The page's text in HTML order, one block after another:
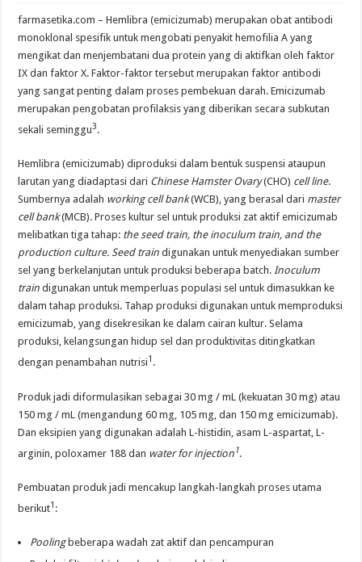
farmasetika.com – Hemlibra (emicizumab) merupakan obat antibodi
monoklonal spesifik untuk mengobati penyakit hemofilia A yang
mengikat dan menjembatani dua protein yang di aktifkan oleh faktor
IX dan faktor X. Faktor-faktor tersebut merupakan faktor antibodi
yang sangat penting dalam proses pembekuan darah. Emicizumab
merupakan pengobatan profilaksis yang diberikan secara subkutan
sekali seminggu3.
Hemlibra (emicizumab) diproduksi dalam bentuk suspensi ataupun
larutan yang diadaptasi dari Chinese Hamster Ovary(CHO) cell line.
Sumbernya adalah working cell bank(WCB), yang berasal dari master
cell bank(MCB). Proses kultur sel untuk produksi zat aktif emicizumab
melibatkan tiga tahap: the seed train, the inoculum train, and the
production culture. Seed train digunakan untuk menyediakan sumber
sel yang berkelanjutan untuk produksi beberapa batch.Inoculum
train digunakan untuk memperluas populasi sel untuk dimasukkan ke
dalam tahap produksi. Tahap produksi digunakan untuk memproduksi
emicizumab, yang disekresikan ke dalam cairan kultur. Selama
produksi, kelangsungan hidup sel dan produktivitas ditingkatkan
dengan penambahan nutrisi1 .
Produk jadi diformulasikan sebagai 30 mg / mL (kekuatan 30 mg) atau
150 mg / mL (mengandung 60 mg, 105 mg, dan 150 mg emicizumab).
Dan eksipien yang digunakan adalah L-histidin, asam L-aspartat, L-
arginin, poloxamer 188 dan water for injection1.
Pembuatan produk jadi mencakup langkah-langkah proses utama
berikut1 :
Pooling beberapa wadah zat aktif dan pencampuran